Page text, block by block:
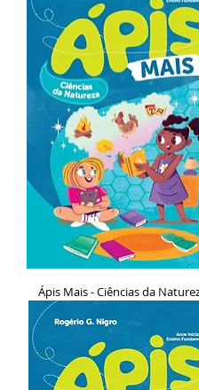
Ápis Mais - Ciências da